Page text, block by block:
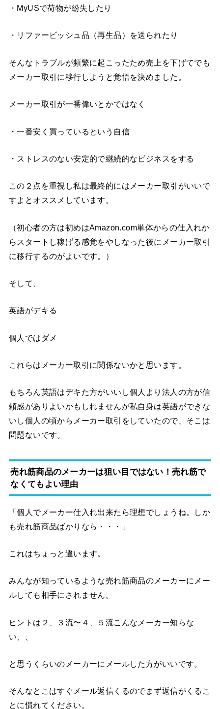
・MyUSで荷物が紛失したり
・リファービッシュ品（再生品）を送られたり
そんなトラブルが頻繁に起こったため売上を下げてでも
メーカー取引に移行しようと覚悟を決めました。
メーカー取引が一番偉いとかではなく
・一番安く買っているという自信
・ストレスのない安定的で継続的なビジネスをする
この２点を重視し私は最終的にはメーカー取引がいいで
すよとオススメしています。
（初心者の方は初めはAmazon.com単体からの仕入れか
らスタートし稼げる感覚をやしなった後にメーカー取引
に移行するのがよいです。）
そして、
英語がデキる
個人ではダメ
これらはメーカー取引に関係ないかと思います。
もちろん英語はデキた方がいいし個人より法人の方が信
頼感がありよいかもしれませんが私自身は英語ができな
いし個人の頃からメーカー取引をしていたので、そこは
問題ないです。
売れ筋商品のメーカーは狙い目ではない！売れ筋で
なくてもよい理由
「個人でメーカー仕入れ出来たら理想でしょうね。しか
も売れ筋商品ばかりなら・・・」
これはちょっと違います。
みんなが知っているような売れ筋商品のメーカーにメー
ルしても相手にされません。
ヒントは２、３流〜４、５流こんなメーカー知らな
い、、
と思うくらいのメーカーにメールした方がいいです。
そんなとこはすぐメール返信くるのでまず返信がくるこ
とに慣れてください。